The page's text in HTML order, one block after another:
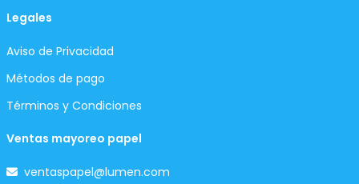
Legales
Aviso de Privacidad
Métodos de pago
Términos y Condiciones
Ventas mayoreo papel
ventaspapel@lumen.com